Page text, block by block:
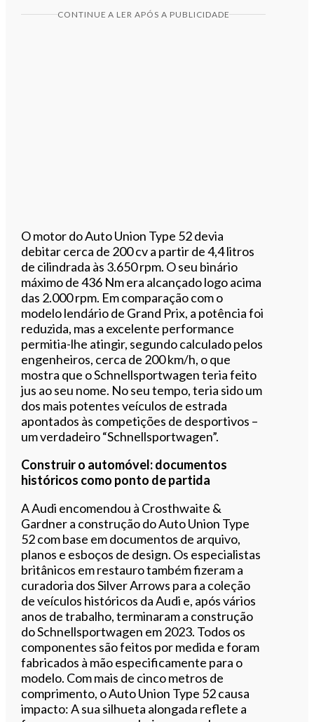
CONTINUE A LER APÓS A PUBLICIDADE
O motor do Auto Union Type 52 devia
debitar cerca de 200 cv a partir de 4,4 litros
de cilindrada às 3.650 rpm. O seu binário
máximo de 436 Nm era alcançado logo acima
das 2.000 rpm. Em comparação com o
modelo lendário de Grand Prix, a potência foi
reduzida, mas a excelente performance
permitia-lhe atingir, segundo calculado pelos
engenheiros, cerca de 200 km/h, o que
mostra que o Schnellsportwagen teria feito
jus ao seu nome. No seu tempo, teria sido um
dos mais potentes veículos de estrada
apontados às competições de desportivos –
um verdadeiro “Schnellsportwagen”.
Construir o automóvel: documentos
históricos como ponto de partida
A Audi encomendou à Crosthwaite &
Gardner a construção do Auto Union Type
52 com base em documentos de arquivo,
planos e esboços de design. Os especialistas
britânicos em restauro também fizeram a
curadoria dos Silver Arrows para a coleção
de veículos históricos da Audi e, após vários
anos de trabalho, terminaram a construção
do Schnellsportwagen em 2023. Todos os
componentes são feitos por medida e foram
fabricados à mão especificamente para o
modelo. Com mais de cinco metros de
comprimento, o Auto Union Type 52 causa
impacto: A sua silhueta alongada reflete a